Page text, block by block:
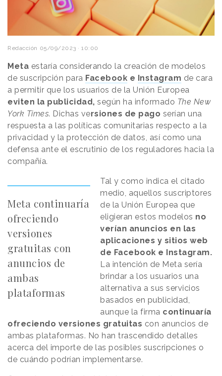
Redacción 05/09/2023 · 10:00
Meta estaría considerando la creación de modelos
de suscripción para Facebook e Instagram de cara
a permitir que los usuarios de la Unión Europea
eviten la publicidad, según ha informado The New
York Times. Dichas versiones de pago serían una
respuesta a las políticas comunitarias respecto a la
privacidad y la protección de datos, así como una
defensa ante el escrutinio de los reguladores hacia la
compañía.
Meta continuaría
ofreciendo
versiones
gratuitas con
anuncios de
ambas
plataformas
Tal y como indica el citado
medio, aquellos suscriptores
de la Unión Europea que
eligieran estos modelos no
verían anuncios en las
aplicaciones y sitios web
de Facebook e Instagram.
La intención de Meta sería
brindar a los usuarios una
alternativa a sus servicios
basados en publicidad,
aunque la firma continuaría
ofreciendo versiones gratuitas con anuncios de
ambas plataformas. No han trascendido detalles
acerca del importe de las posibles suscripciones o
de cuándo podrían implementarse.